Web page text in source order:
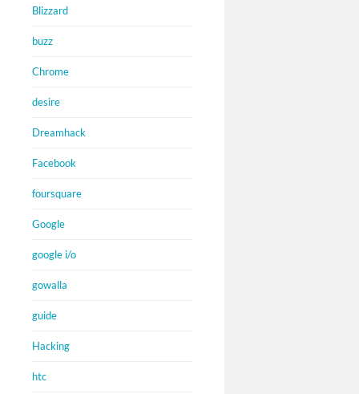
Blizzard
buzz
Chrome
desire
Dreamhack
Facebook
foursquare
Google
google i/o
gowalla
guide
Hacking
htc